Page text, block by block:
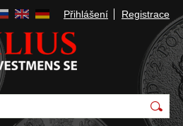
Přihlášení Registrace